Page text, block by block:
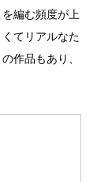
編む頻度が上
てリアルなた
作品もあり、